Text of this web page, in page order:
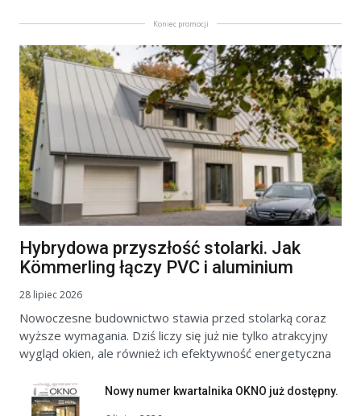
Koniec promocji
Hybrydowa przyszłość stolarki. Jak
Kömmerling łączy PVC i aluminium
28 lipiec 2026
Nowoczesne budownictwo stawia przed stolarką coraz
wyższe wymagania. Dziś liczy się już nie tylko atrakcyjny
wygląd okien, ale również ich efektywność energetyczna
Nowy numer kwartalnika OKNO już dostępny.